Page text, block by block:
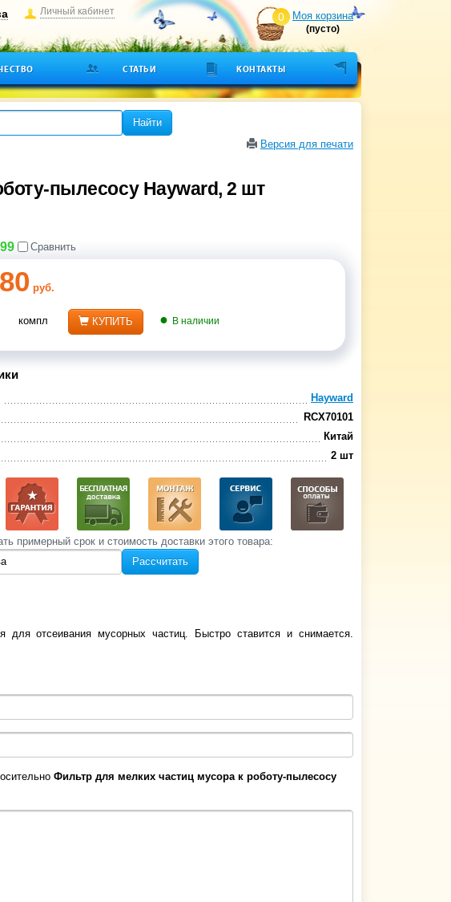
Личный кабинет 0 Моя корзина
(пусто)
СТАТЬИ КОНТАКТЫ
Найти
Версия для печати
пылесосу Hayward, 2 шт
Сравнить
руб.
компл КУПИТЬ В наличии
Hayward
RCX70101
Китай
2 шт
примерный срок и стоимость‌ доставки этого товара:
Рассчитать
отсеивания мусорных частиц. Быстро ставится и снимается.
Фильтр для мелких частиц мусора к роботу-пылесосу